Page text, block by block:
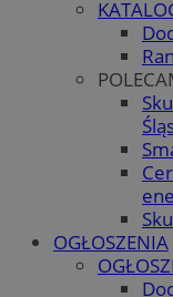
OGŁOSZENIA